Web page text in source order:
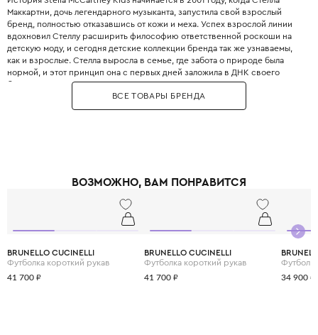
Маккартни, дочь легендарного музыканта, запустила свой взрослый
бренд, полностью отказавшись от кожи и меха. Успех взрослой линии
вдохновил Стеллу расширить философию ответственной роскоши на
детскую моду, и сегодня детские коллекции бренда так же узнаваемы,
как и взрослые. Стелла выросла в семье, где забота о природе была
нормой, и этот принцип она с первых дней заложила в ДНК своего
бренда. Бренд использует только инновационные экологичные
материалы: органический хлопок, переработанный полиэстер, вискозу
из вторичного сырья и запатентованные веганские материалы. Яркие
принципам slow fashion: каждая вещь остаётся актуальной не один
ВСЕ ТОВАРЫ БРЕНДА
ВОЗМОЖНО, ВАМ ПОНРАВИТСЯ
BRUNELLO CUCINELLI
Футболка короткий рукав
41 700 ₽
BRUNELLO CUCINELLI
Футболка короткий рукав
41 700 ₽ 34 900 ₽